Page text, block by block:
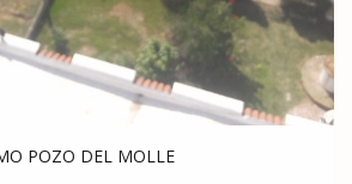
POZO DEL MOLLE